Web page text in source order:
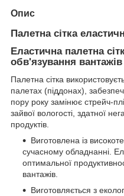
Опис
Палетна сітка
Еластична палетна
обв'язування
Палетна сітка
палетах (піддонах),
пору року замінює стрейч-
зайвої вологості, здатної
продуктів.
Виготовлена із
сучасному обладнанні.
оптимальної
вантажів.
Виготовляється з